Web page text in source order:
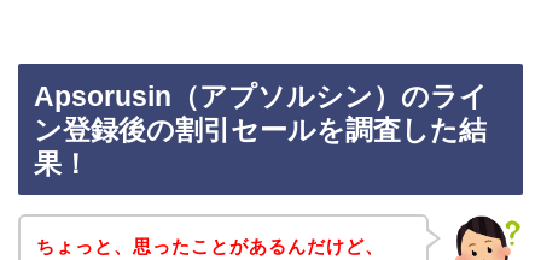
Apsorusin（アプソルシン）のライ
ン登録後の割引セールを調査した結
果！
ちょっと、思ったことがあるんだけど、